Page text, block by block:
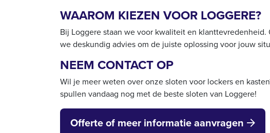
WAAROM KIEZEN VOOR LOGGERE?
Bij Loggere staan we voor kwaliteit en
we deskundig advies om de juiste oplossing voor jouw
NEEM CONTACT OP
Wil je meer weten over onze sloten voor lockers en
spullen vandaag nog met de beste sloten van Loggere!
Offerte of meer informatie aanvragen